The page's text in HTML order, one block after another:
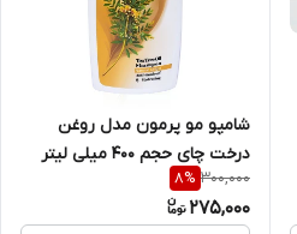
شامپو مو پرمون مدل روغن
درخت چای حجم 400 میلی لیتر
300,000
8%
275,000